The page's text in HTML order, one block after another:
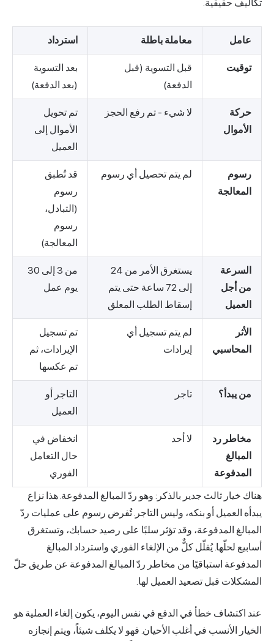
تكاليف حقيقية.
عامل معاملة باطلة استرداد
توقيت
قبل التسوية (قبل
الدفعة)
بعد التسوية
(بعد الدفعة)
حركة
الأموال
لا شيء - تم رفع الحجز
تم تحويل
الأموال إلى
العميل
رسوم
المعالجة
لم يتم تحصيل أي رسوم
قد تُطبق
رسوم
(التبادل،
رسوم
المعالجة)
السرعة
من أجل
العميل
يستغرق الأمر من 24
إلى 72 ساعة حتى يتم
إسقاط الطلب المعلق
من 3 إلى 30
يوم عمل
الأثر
المحاسبي
لم يتم تسجيل أي
إيرادات
تم تسجيل
الإيرادات، ثم
تم عكسها
من يبدأ؟ تاجر
التاجر أو
العميل
مخاطر رد
المبالغ
المدفوعة
لا أحد
انخفاض في
حال التعامل
الفوري
هناك خيار ثالث جدير بالذكر: وهو ردّ المبالغ المدفوعة. هذا نزاع
يبدأه العميل أو بنكه، وليس التاجر. تُفرض رسوم على عمليات ردّ
المبالغ المدفوعة، وقد تؤثر سلبًا على رصيد حسابك، وتستغرق
أسابيع لحلّها. يُقلّل كلٌّ من الإلغاء الفوري واسترداد المبالغ
المدفوعة استباقيًا من مخاطر ردّ المبالغ المدفوعة عن طريق حلّ
المشكلات قبل تصعيد العميل لها.
عند اكتشاف خطأ في الدفع في نفس اليوم، يكون إلغاء العملية هو
الخيار الأنسب في أغلب الأحيان. فهو لا يكلف شيئاً، ويتم إنجازه